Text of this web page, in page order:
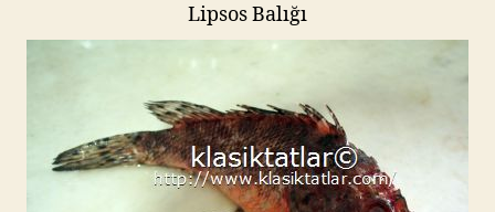
Lipsos Balığı